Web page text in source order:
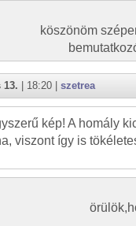
köszönöm
13. | 18:20 | szetrea
kép! A homály
viszont így is